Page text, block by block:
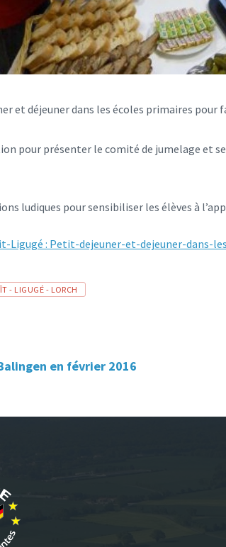
et déjeuner dans les écoles primaires pour
pour présenter le comité de jumelage et
ludiques pour sensibiliser les élèves à
Ligugé : Petit-dejeuner-et-dejeuner-dans-
- LIGUGÉ - LORCH
en février 2016